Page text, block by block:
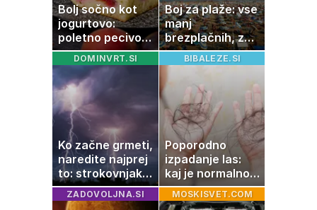
Bolj sočno kot
jogurtovo:
poletno pecivo,
ki vedno uspe
Boj za plaže: vse
manj
brezplačnih, za
ležalnik in
senčnik tudi več
kot 40 evrov
DOMINVRT.SI
Ko začne grmeti,
naredite najprej
to: strokovnjaki
opozarjajo na
pogosto napako
BIBALEZE.SI
Poporodno
izpadanje las:
kaj je normalno
in kako si
pomagati
ZADOVOLJNA.SI MOSKISVET.COM